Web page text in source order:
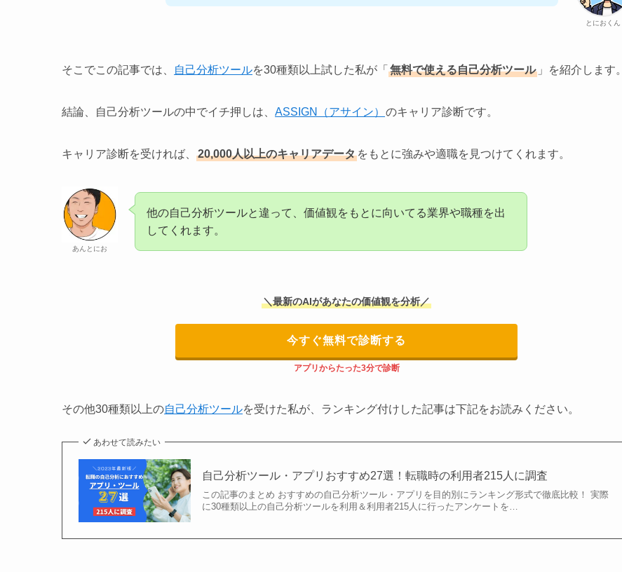
とにおくん
そこでこの記事では、 自己分析ツールを30種類以上試した私が「 無料で使える自己分析ツール 」を紹介します。
結論、自己分析ツールの中でイチ押しは、 ASSIGN（アサイン） のキャリア診断です。
キャリア診断を受ければ、 20,000人以上のキャリアデータ をもとに強みや適職を見つけてくれます。
あんとにお
他の自己分析ツールと違って、価値観をもとに向いてる業界や職種を出
してくれます。
＼最新のAIがあなたの価値観を分析／
今すぐ無料で診断する
アプリからたった3分で診断
その他30種類以上の自己分析ツールを受けた私が、ランキング付けした記事は下記をお読みください。
あわせて読みたい
自己分析ツール・アプリおすすめ27選！転職時の利用者215人に調査
この記事のまとめ おすすめの自己分析ツール・アプリを目的別にランキング形式で徹底比較！ 実際
に30種類以上の自己分析ツールを利用＆利用者215人に行ったアンケートを…